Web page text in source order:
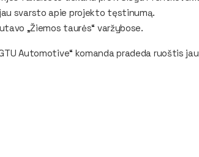
svarsto apie projekto tęstinumą.
„Žiemos taurės“ varžybose.
Automotive“ komanda pradeda ruoštis